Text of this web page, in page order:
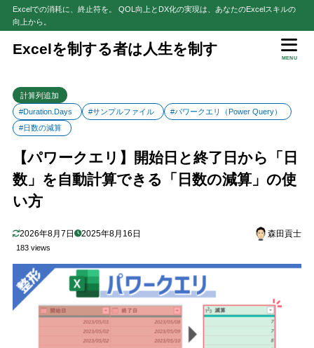
Excelでの消耗に、終止符を。 QOL向上とDX化の実現は、あなたのExcelスキルの
向上から。
Excelを制する者は人生を制す
MENU
計算列追加
#Duration.Days
#サンプルファイル
#パワークエリ（Power Query）
#日数の減算
【パワークエリ】開始日と終了日から「日
数」を自動計算できる「日数の減算」の使
い方
2026年8月7日 2025年8月16日 森田貢士
183 views
目次
2 「日数の減算」の使いどころ
3 使用イメージ
6